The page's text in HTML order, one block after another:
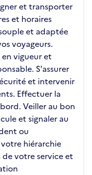
et transporter
et horaires
et adaptée
voyageurs.
vigueur et
S'assurer
et intervenir
Effectuer la
Veiller au bon
et signaler au
ou
hiérarchie
votre service et